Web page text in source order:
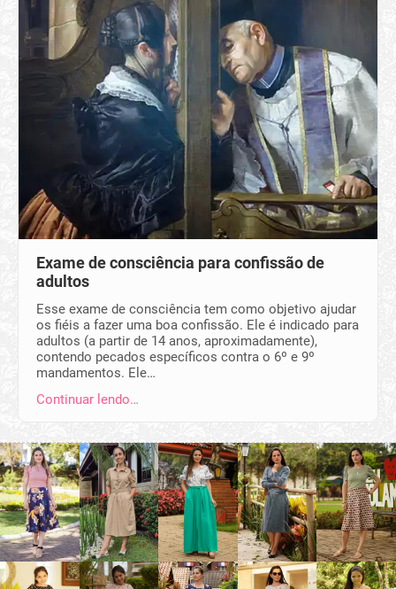
Exame de consciência para confissão de
adultos
Esse exame de consciência tem como objetivo ajudar
os fiéis a fazer uma boa confissão. Ele é indicado para
adultos (a partir de 14 anos, aproximadamente),
contendo pecados específicos contra o 6º e 9º
mandamentos. Ele…
Continuar lendo…